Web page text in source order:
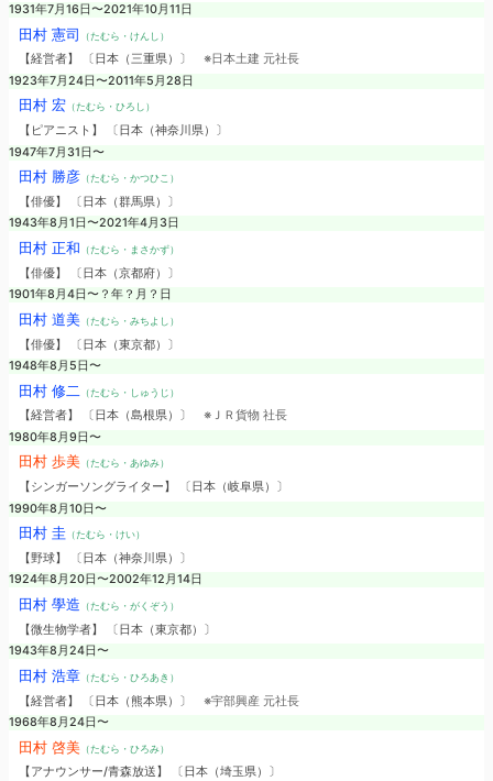
1931年7月16日〜2021年10月11日
田村 憲司 （たむら・けんし）
【経営者】 〔日本（三重県）〕 ※日本土建 元社長
1923年7月24日〜2011年5月28日
田村 宏（たむら・ひろし）
【ピアニスト】 〔日本（神奈川県）〕
1947年7月31日〜
田村 勝彦（たむら・かつひこ）
【俳優】 〔日本（群馬県）〕
1943年8月1日〜2021年4月3日
田村 正和 （たむら・まさかず）
【俳優】 〔日本（京都府）〕
1901年8月4日〜？年？月？日
田村 道美（たむら・みちよし）
【俳優】 〔日本（東京都）〕
1948年8月5日〜
田村 修二 （たむら・しゅうじ）
【経営者】 〔日本（島根県）〕 ※ＪＲ貨物 社長
1980年8月9日〜
田村 歩美（たむら・あゆみ）
【シンガーソングライター】 〔日本（岐阜県）〕
1990年8月10日〜
田村 圭（たむら・けい）
【野球】 〔日本（神奈川県）〕
1924年8月20日〜2002年12月14日
田村 學造 （たむら・がくぞう）
【微生物学者】 〔日本（東京都）〕
1943年8月24日〜
田村 浩章（たむら・ひろあき）
【経営者】 〔日本（熊本県）〕 ※宇部興産 元社長
1968年8月24日〜
田村 啓美（たむら・ひろみ）
【アナウンサー/青森放送】 〔日本（埼玉県）〕